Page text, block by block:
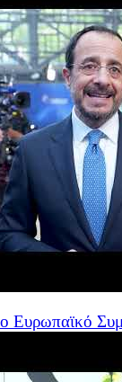
Ευρωπαϊκό